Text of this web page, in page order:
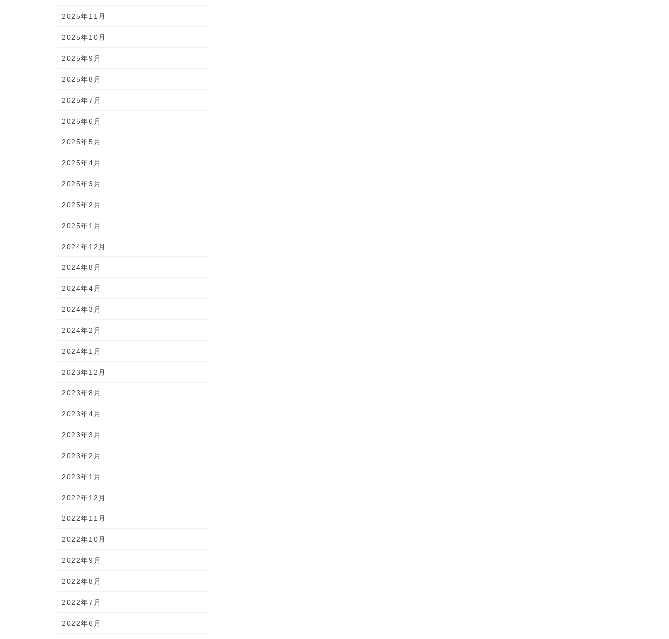
2025年11月
2025年10月
2025年9月
2025年8月
2025年7月
2025年6月
2025年5月
2025年4月
2025年3月
2025年2月
2025年1月
2024年12月
2024年8月
2024年4月
2024年3月
2024年2月
2024年1月
2023年12月
2023年8月
2023年4月
2023年3月
2023年2月
2023年1月
2022年12月
2022年11月
2022年10月
2022年9月
2022年8月
2022年7月
2022年6月